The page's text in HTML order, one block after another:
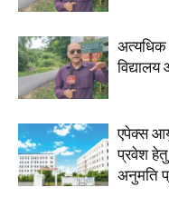
अत्यधिक
एपेक्स
प्रवेश
अनुमति